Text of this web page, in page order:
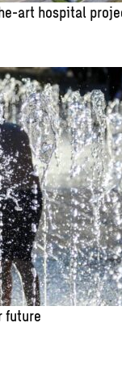
art hos­pi­tal
fu­ture